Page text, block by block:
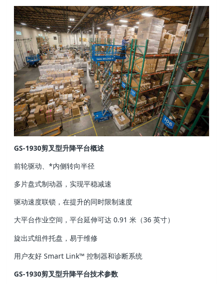
GS-1930剪叉型升降平台概述
前轮驱动、*内侧转向半径
多片盘式制动器，实现平稳减速
驱动速度联锁，在提升的同时限制速度
大平台作业空间，平台延伸可达 0.91 米（36 英寸）
旋出式组件托盘，易于维修
用户友好 Smart Link™ 控制器和诊断系统
GS-1930剪叉型升降平台技术参数